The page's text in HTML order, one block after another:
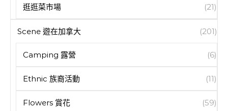
逛逛菜市場 (21)
Scene 遊在加拿大 (201)
Camping 露營 (6)
Ethnic 族裔活動 (11)
Flowers 賞花 (59)